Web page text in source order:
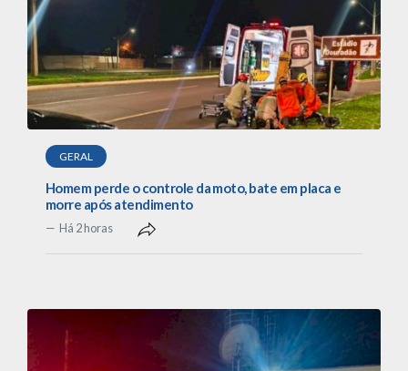
GERAL
Homem perde o controle da moto, bate em placa e
morre após atendimento
Há 2 horas